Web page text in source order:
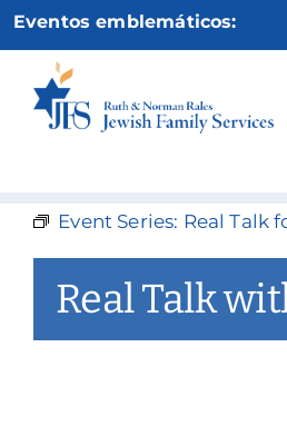
contenido
Eventos emblemáticos:
Event Series: Real Talk
Real Talk